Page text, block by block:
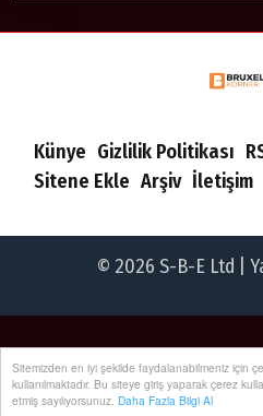
Sitemizden en iyi şekilde faydalanabilmeniz için
kullanılmaktadır. Bu siteye giriş yaparak çerez
etmiş sayılıyorsunuz. Daha Fazla Bilgi Al
Künye Gizlilik Politikası
Sitene Ekle Arşiv İletişim
© 2026 S-B-E Ltd |